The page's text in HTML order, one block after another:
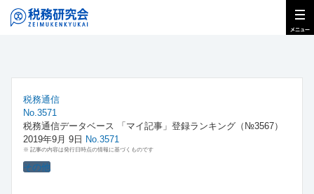
税務通信
No.3571
税務通信データベース 「マイ記事」登録ランキング（№3567）
2019年9月 9日 No.3571
※ 記事の内容は発行日時点の情報に基づくものです
その他